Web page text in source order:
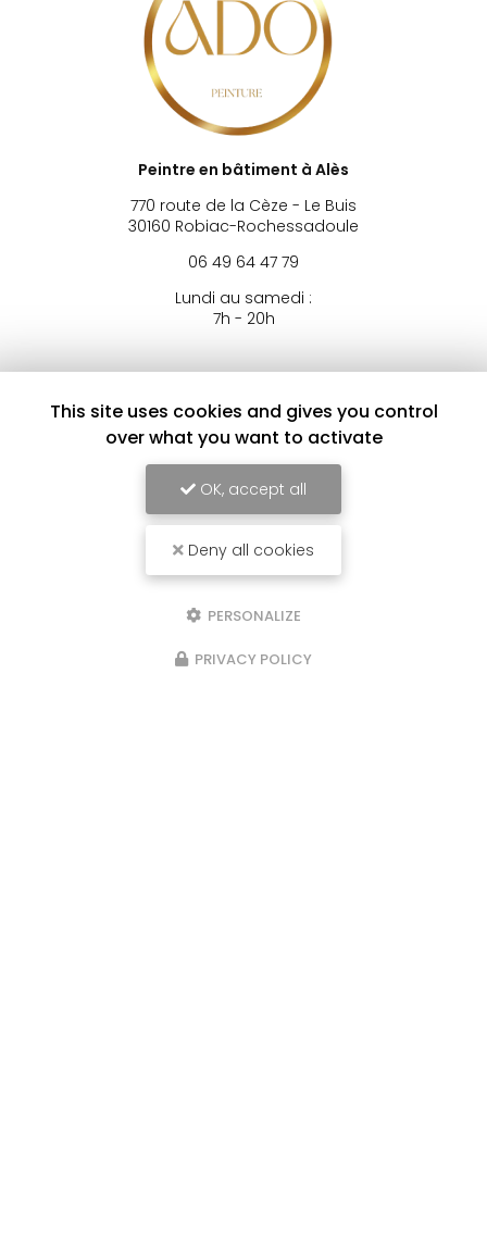
Peintre en bâtiment à Alès
770 route de la Cèze - Le Buis
30160 Robiac-Rochessadoule
06 49 64 47 79
Lundi au samedi :
7h - 20h
Envoyez un message
This site uses cookies and gives you control
over what you want to activate
OK, accept all
Deny all cookies
PERSONALIZE
PRIVACY POLICY